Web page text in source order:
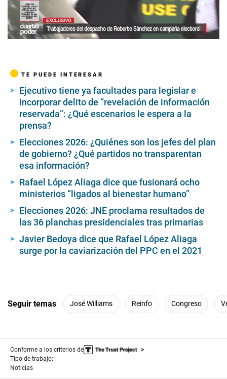
00:00/04:59
TE PUEDE INTERESAR
Ejecutivo tiene ya facultades para legislar e
incorporar delito de “revelación de información
reservada”: ¿Qué escenarios le espera a la
prensa?
Elecciones 2026: ¿Quiénes son los jefes del plan
de gobierno? ¿Qué partidos no transparentan
esa información?
Rafael López Aliaga dice que fusionará ocho
ministerios “ligados al bienestar humano”
Elecciones 2026: JNE proclama resultados de
las 36 planchas presidenciales tras primarias
Javier Bedoya dice que Rafael López Aliaga
surge por la caviarización del PPC en el 2021
Seguir temas José Williams Reinfo Congreso
Conforme a los criterios de
Tipo de trabajo:
Noticias